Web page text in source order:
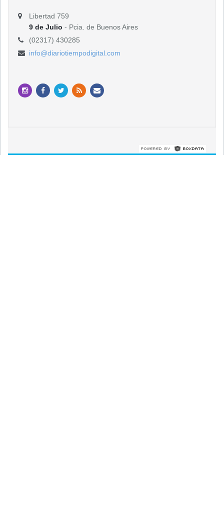
Libertad 759
9 de Julio - Pcia. de Buenos Aires
(02317) 430285
info@diariotiempodigital.com